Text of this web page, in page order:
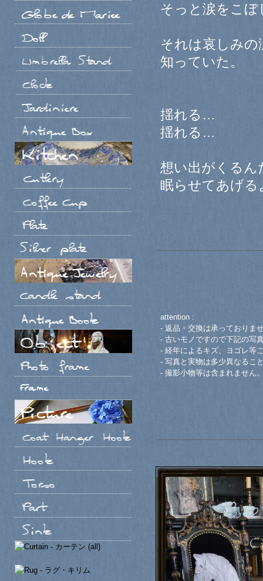
そっと涙をこぼ
それは哀しみ
知っていた。
揺れる…
揺れる…
想い出がくるん
眠らせてあげる
attention :
- 返品・交換は承っておりま
- 古いモノですので下記の写
- 経年によるキズ、ヨゴレ等
- 写真と実物は多少異なるこ
- 撮影小物等は含まれません